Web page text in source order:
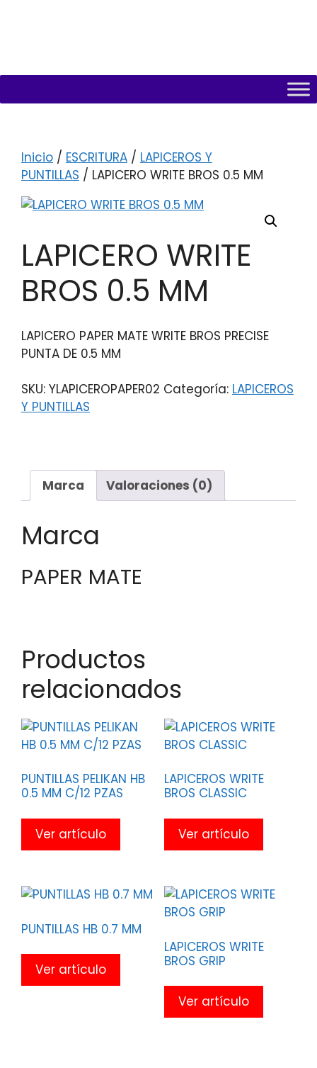
Inicio / ESCRITURA / LAPICEROS Y
PUNTILLAS / LAPICERO WRITE BROS 0.5 MM
LAPICERO WRITE
BROS 0.5 MM
LAPICERO PAPER MATE WRITE BROS PRECISE
PUNTA DE 0.5 MM
SKU: YLAPICEROPAPER02 Categoría: LAPICEROS
Y PUNTILLAS
Marca Valoraciones (0)
Marca
PAPER MATE
Productos
relacionados
PUNTILLAS PELIKAN HB
0.5 MM C/12 PZAS
Ver artículo
LAPICEROS WRITE
BROS CLASSIC
Ver artículo
PUNTILLAS HB 0.7 MM
Ver artículo
LAPICEROS WRITE
BROS GRIP
Ver artículo